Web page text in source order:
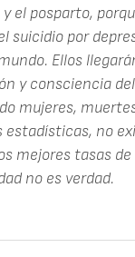
el posparto,
suicidio por
Ellos
y consciencia
mujeres,
estadísticas, no
mejores tasas
no es verdad.